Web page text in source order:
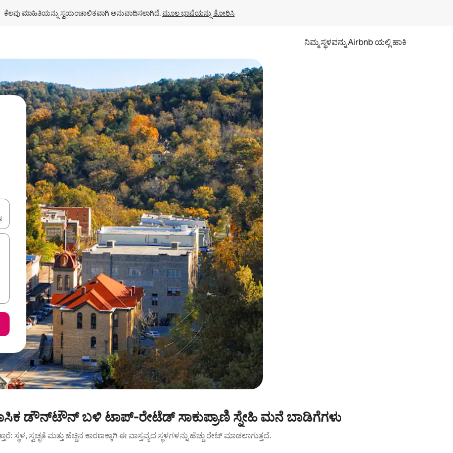
ಕೆಲವು ಮಾಹಿತಿಯನ್ನು ಸ್ವಯಂಚಾಲಿತವಾಗಿ ಅನುವಾದಿಸಲಾಗಿದೆ. ಮೂಲ ಭಾಷೆಯನ್ನು ತೋರಿಸಿ
ನಿಮ್ಮ ಸ್ಥಳವನ್ನು Airbnb ಯಲ್ಲಿ ಹಾಕಿ
ನ್ಯಾವಿಗೇಟ್ ಮಾಡಿ ಅಥವಾ ಸ್ಪರ್ಶ ಅಥವಾ ಸ್ವೈಪ್ ಗೆಸ್ಚರ್‌ಗಳ ಮೂಲಕ ಅನ್ವೇಷಿಸಿ.
ಡೌನ್‌ಟೌನ್ ಬಳಿ ಟಾಪ್-ರೇಟೆಡ್ ಸಾಕುಪ್ರಾಣಿ ಸ್ನೇಹಿ ಮನೆ ಬಾಡಿಗೆಗಳು
ಸ್ಥಳ, ಸ್ವಚ್ಛತೆ ಮತ್ತು ಹೆಚ್ಚಿನ ಕಾರಣಕ್ಕಾಗಿ ಈ ವಾಸ್ತವ್ಯದ ಸ್ಥಳಗಳನ್ನು ಹೆಚ್ಚು ರೇಟ್ ಮಾಡಲಾಗುತ್ತದೆ.